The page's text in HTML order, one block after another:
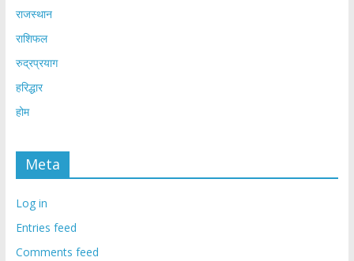
राजस्थान
राशिफल
रुद्रप्रयाग
हरिद्धार
होम
Meta
Log in
Entries feed
Comments feed